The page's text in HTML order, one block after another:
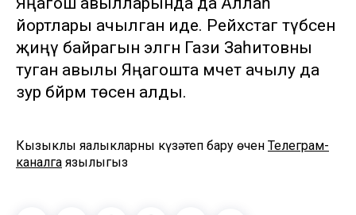
йортлары ачылган иде. Рейхстаг түбәсенә
җиңү байрагын элгән Гази Заһитовны
туган авылы Яңагошта мәчет ачылу да
зур бәйрәм төсен алды.
Кызыклы яңалыкларны күзәтеп бару өчен Телеграм-
каналга язылыгыз